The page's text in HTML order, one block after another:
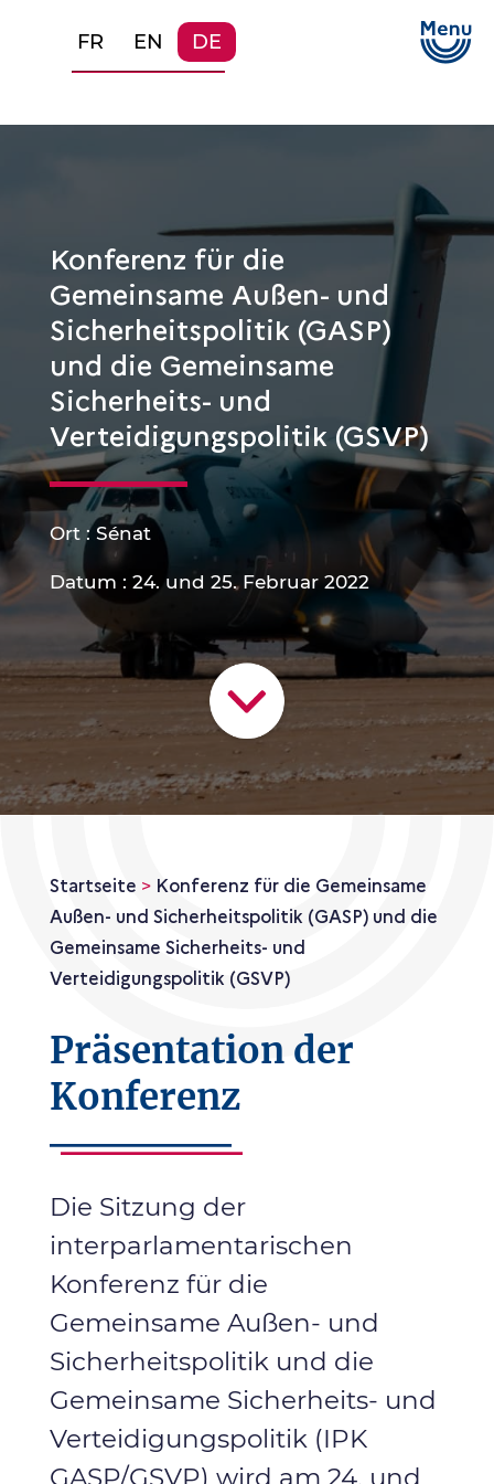
FR EN DE
Konferenz für die
Gemeinsame Außen- und
Sicherheitspolitik (GASP)
und die Gemeinsame
Sicherheits- und
Verteidigungspolitik (GSVP)
Ort : Sénat
Datum : 24. und 25. Februar 2022
Startseite > Konferenz für die Gemeinsame
Außen- und Sicherheitspolitik (GASP) und die
Gemeinsame Sicherheits- und
Verteidigungspolitik (GSVP)
Präsentation der
Konferenz
Die Sitzung der
interparlamentarischen
Konferenz für die
Gemeinsame Außen- und
Sicherheitspolitik und die
Gemeinsame Sicherheits- und
Verteidigungspolitik (IPK
GASP/GSVP) wird am 24. und